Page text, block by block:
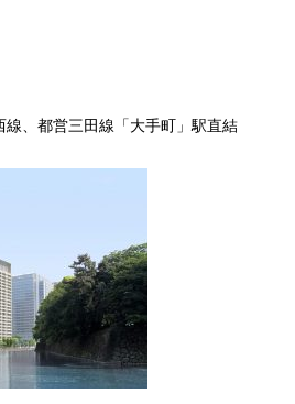
、都営三田線「大手町」駅直結